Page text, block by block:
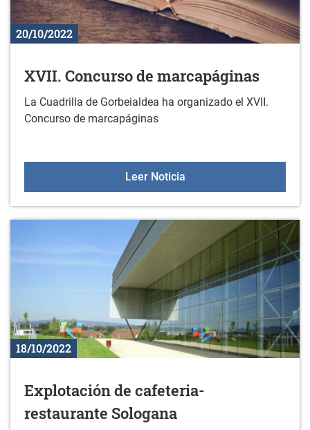
20/10/2022
XVII. Concurso de marcapáginas
La Cuadrilla de Gorbeialdea ha organizado el XVII.
Concurso de marcapáginas
Leer NoticiaXVII. Concurso de
18/10/2022
Explotación de cafeteria-
restaurante Sologana